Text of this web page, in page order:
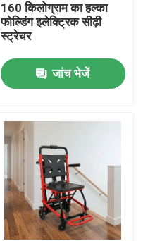
160 किलोग्राम का हल्का
फोल्डिंग इलेक्ट्रिक सीढ़ी
स्ट्रेचर
जांच भेजें